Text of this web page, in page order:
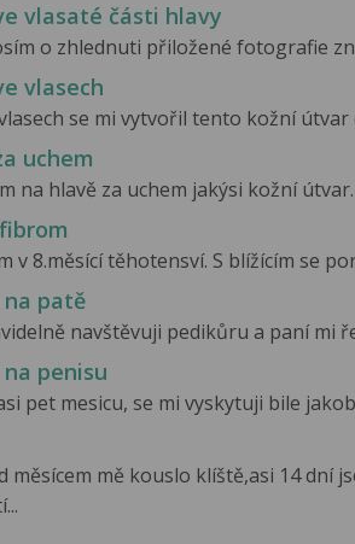
vlasaté části hlavy
o zhlednuti přiložené fotografie
vlasech
se mi vytvořil tento kožní útvar
uchem
na hlavě za uchem jakýsi kožní
v 8.měsící těhotensví. S blížícím se
patě
navštěvuji pedikůru a paní mi
penisu
pet mesicu, se mi vyskytuji bile
měsícem mě kouslo klíště,asi 14 dní